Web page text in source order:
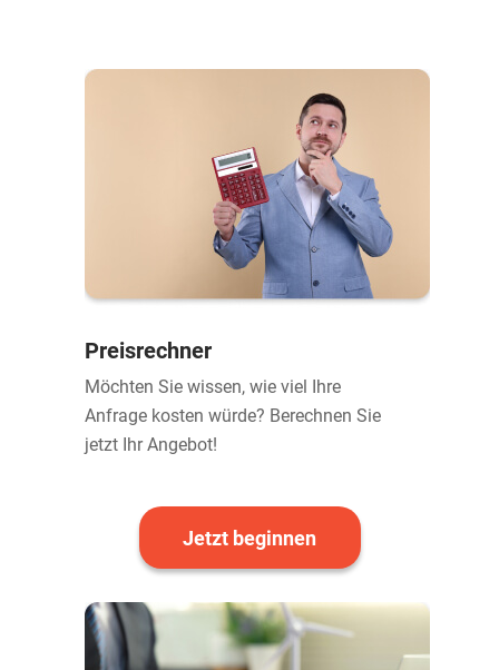
Preisrechner
Möchten Sie wissen, wie viel Ihre
Anfrage kosten würde? Berechnen Sie
jetzt Ihr Angebot!
Jetzt beginnen